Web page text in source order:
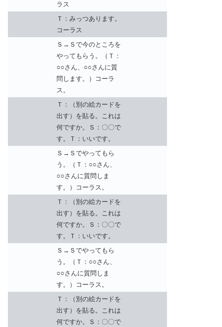
ラス
Ｔ：みっつあります。
コーラス
Ｓ→Ｓで今のところを
やってもらう。（Ｔ：
○○さん、○○さんに質
問します。）コーラ
ス。
Ｔ：（別の絵カードを
出す）を貼る。これは
何ですか。Ｓ：〇〇で
す。Ｔ：いいです。
Ｓ→Ｓでやってもら
う。（Ｔ：○○さん、
○○さんに質問しま
す。）コーラス。
Ｔ：（別の絵カードを
出す）を貼る。これは
何ですか。Ｓ：〇〇で
す。Ｔ：いいです。
Ｓ→Ｓでやってもら
う。（Ｔ：○○さん、
○○さんに質問しま
す。）コーラス。
Ｔ：（別の絵カードを
出す）を貼る。これは
何ですか。Ｓ：〇〇で